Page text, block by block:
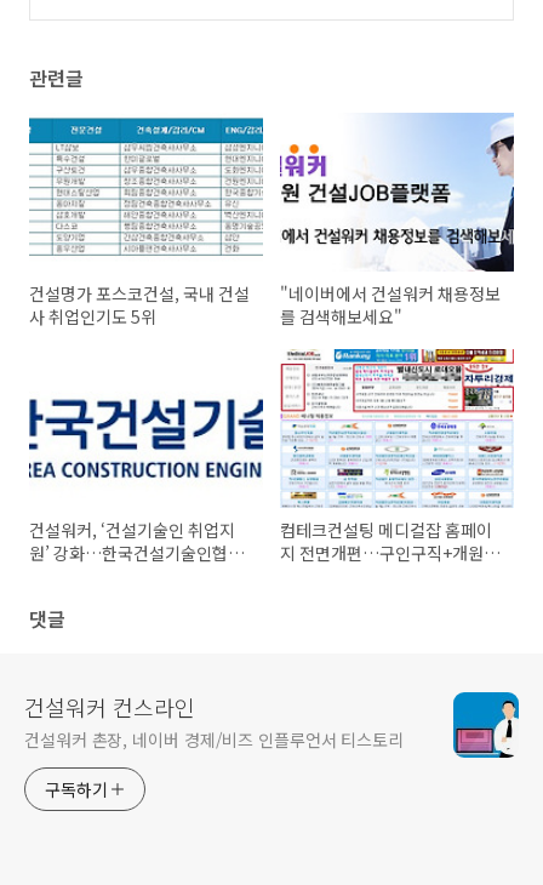
관련글
건설명가 포스코건설, 국내 건설
사 취업인기도 5위
"네이버에서 건설워커 채용정보
를 검색해보세요"
건설워커, ‘건설기술인 취업지
원’ 강화…한국건설기술인협회
컴테크컨설팅 메디컬잡 홈페이
지 전면개편…구인구직+개원입
댓글
건설워커 컨스라인
건설워커 촌장, 네이버 경제/비즈 인플루언서 티스토리
구독하기